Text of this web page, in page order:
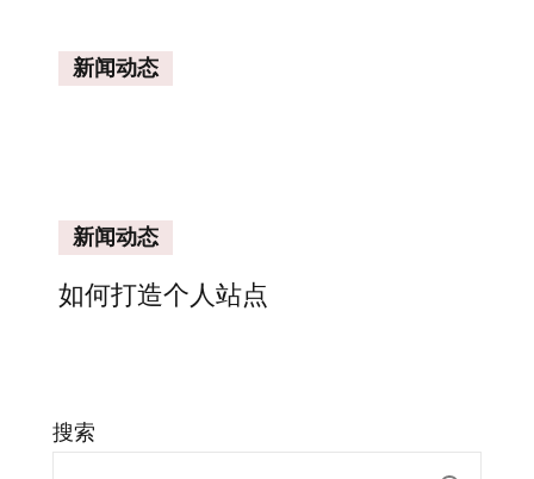
新闻动态
新闻动态
如何打造个人站点
搜索